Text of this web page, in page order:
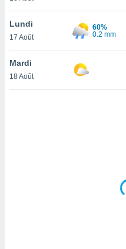
votre
à
en
le
Lundi
17 Août
60%
0.2 mm
Mardi
18 Août